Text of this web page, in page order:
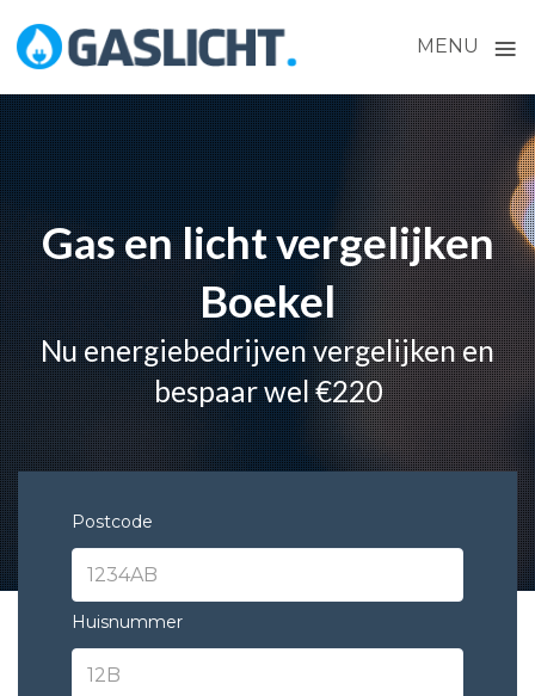
MENU ≡
Skip
to
content
Gas en licht vergelijken
Boekel
Nu energiebedrijven vergelijken en
bespaar wel €220
Postcode
Huisnummer